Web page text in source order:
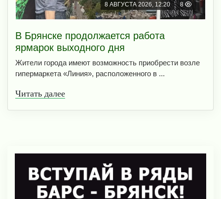
8 АВГУСТА 2026, 12:20 8
В Брянске продолжается работа
ярмарок выходного дня
Жители города имеют возможность приобрести возле
гипермаркета «Линия», расположенного в ...
Читать далее